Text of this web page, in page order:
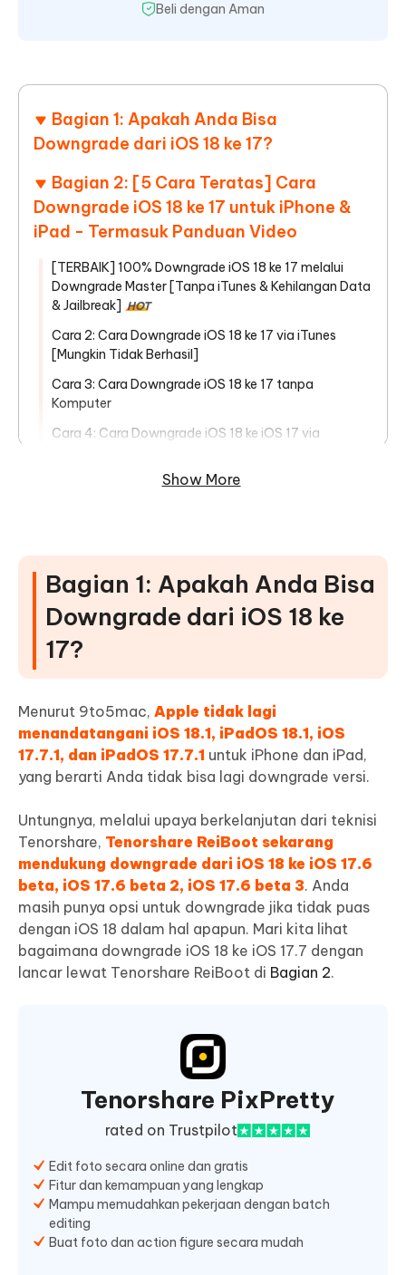
Beli dengan Aman
Bagian 1: Apakah Anda Bisa
Downgrade dari iOS 18 ke 17?
Bagian 2: [5 Cara Teratas] Cara
Downgrade iOS 18 ke 17 untuk iPhone &
iPad - Termasuk Panduan Video
[TERBAIK] 100% Downgrade iOS 18 ke 17 melalui
Downgrade Master [Tanpa iTunes & Kehilangan Data
& Jailbreak] HOT
Cara 2: Cara Downgrade iOS 18 ke 17 via iTunes
[Mungkin Tidak Berhasil]
Cara 3: Cara Downgrade iOS 18 ke 17 tanpa
Komputer
Cara 4: Cara Downgrade iOS 18 ke iOS 17 via
Cara 5: Cara Downgrade iOS 18 ke iOS 17 via
Q1: Apakah legal downgrade iOS 18?
Q2: Bisakah downgrade iOS meskipun Apple tidak
menandatangani?
Q3: Apa risiko downgrade dari iOS 18?
Q4: Apakah iOS 18 aman?
Show More
Bagian 1: Apakah Anda Bisa
Downgrade dari iOS 18 ke
17?
Menurut 9to5mac, Apple tidak lagi
menandatangani iOS 18.1, iPadOS 18.1, iOS
17.7.1, dan iPadOS 17.7.1 untuk iPhone dan iPad,
yang berarti Anda tidak bisa lagi downgrade versi.
Untungnya, melalui upaya berkelanjutan dari teknisi
Tenorshare, Tenorshare ReiBoot sekarang
mendukung downgrade dari iOS 18 ke iOS 17.6
beta, iOS 17.6 beta 2, iOS 17.6 beta 3. Anda
masih punya opsi untuk downgrade jika tidak puas
dengan iOS 18 dalam hal apapun. Mari kita lihat
bagaimana downgrade iOS 18 ke iOS 17.7 dengan
lancar lewat Tenorshare ReiBoot di Bagian 2.
Tenorshare PixPretty
rated on Trustpilot
Edit foto secara online dan gratis
Fitur dan kemampuan yang lengkap
Mampu memudahkan pekerjaan dengan batch
editing
Buat foto dan action figure secara mudah